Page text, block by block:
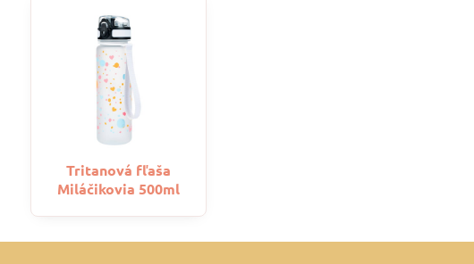
Tritanová fľaša
Miláčikovia 500ml